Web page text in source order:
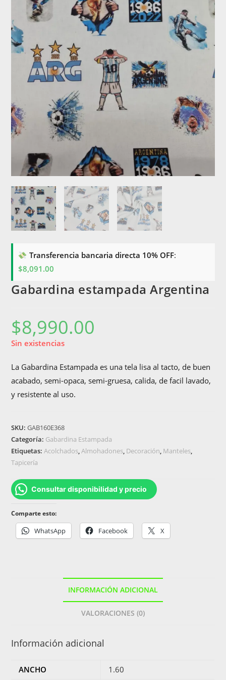
Transferencia bancaria directa 10% OFF:
$8,091.00
Gabardina estampada Argentina
$8,990.00
Sin existencias
La Gabardina Estampada es una tela lisa al tacto, de buen
acabado, semi-opaca, semi-gruesa, calida, de facil lavado,
y resistente al uso.
SKU:GAB160E368
Categoría: Gabardina Estampada
Etiquetas:Acolchados,Almohadones, Decoración, Manteles,
Tapicería
Consultar disponibilidad y precio
Comparte esto:
WhatsApp Facebook X
INFORMACIÓN ADICIONAL
VALORACIONES (0)
Información adicional
ANCHO 1.60